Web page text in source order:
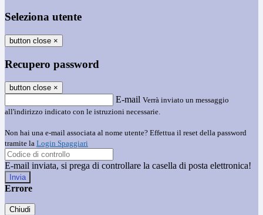
Seleziona utente
button close ×
Recupero password
button close ×
E-mail Verrà inviato un messaggio
all'indirizzo indicato con le istruzioni necessarie.
Non hai una e-mail associata al nome utente? Effettua il reset della password
tramite la Login Spaggiari
E-mail inviata, si prega di controllare la casella di posta elettronica!
Errore
Chiudi